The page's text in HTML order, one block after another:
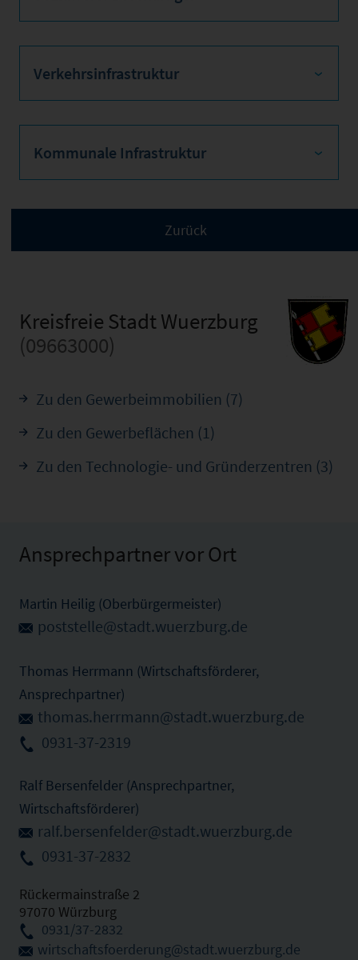
Verkehrsinfrastruktur
Kommunale Infrastruktur
Kreisfreie Stadt Wuerzburg
(09663000)
Zu den Gewerbeimmobilien (7)
Zu den Gewerbeflächen (1)
Zu den Technologie- und Gründerzentren (3)
Ansprechpartner vor Ort
Martin Heilig (Oberbürgermeister)
poststelle@stadt.wuerzburg.de
Thomas Herrmann (Wirtschaftsförderer,
Ansprechpartner)
thomas.herrmann@stadt.wuerzburg.de
0931-37-2319
Ralf Bersenfelder (Ansprechpartner,
Wirtschaftsförderer)
ralf.bersenfelder@stadt.wuerzburg.de
0931-37-2832
Rückermainstraße 2
97070 Würzburg
0931/37-2832
wirtschaftsfoerderung@stadt.wuerzburg.de